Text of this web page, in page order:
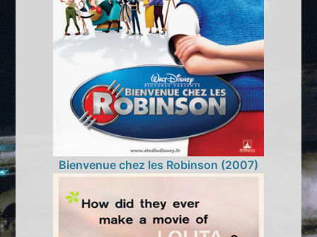
Bienvenue chez les Robinson (2007)